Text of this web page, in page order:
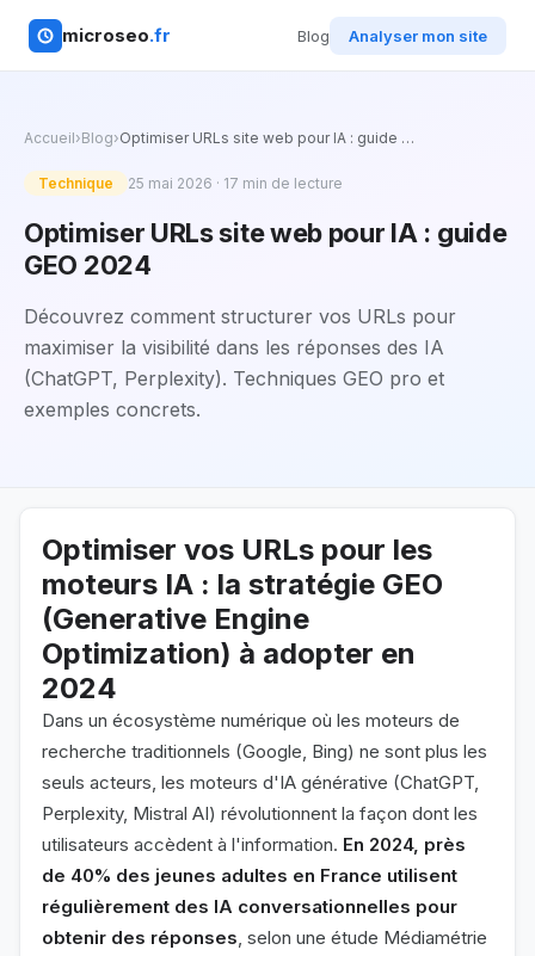
microseo.fr Blog Analyser mon site
Accueil›Blog›Optimiser URLs site web pour IA : guide …
Technique 25 mai 2026 · 17 min de lecture
Optimiser URLs site web pour IA : guide
GEO 2024
Découvrez comment structurer vos URLs pour
maximiser la visibilité dans les réponses des IA
(ChatGPT, Perplexity). Techniques GEO pro et
exemples concrets.
Optimiser vos URLs pour les
moteurs IA : la stratégie GEO
(Generative Engine
Optimization) à adopter en
2024
Dans un écosystème numérique où les moteurs de
recherche traditionnels (Google, Bing) ne sont plus les
seuls acteurs, les moteurs d'IA générative (ChatGPT,
Perplexity, Mistral AI) révolutionnent la façon dont les
utilisateurs accèdent à l'information. En 2024, près
de 40% des jeunes adultes en France utilisent
régulièrement des IA conversationnelles pour
obtenir des réponses, selon une étude Médiamétrie